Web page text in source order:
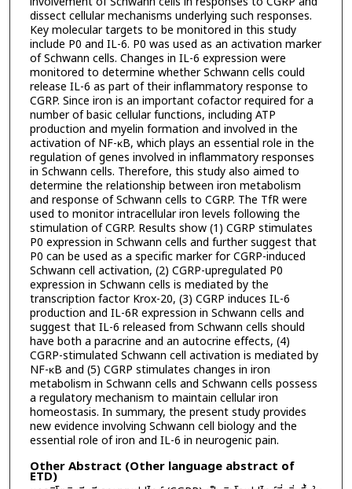
dissect cellular mechanisms underlying such responses.
Key molecular targets to be monitored in this study
include P0 and IL-6. P0 was used as an activation marker
of Schwann cells. Changes in IL-6 expression were
monitored to determine whether Schwann cells could
release IL-6 as part of their inflammatory response to
CGRP. Since iron is an important cofactor required for a
number of basic cellular functions, including ATP
production and myelin formation and involved in the
activation of NF-κB, which plays an essential role in the
regulation of genes involved in inflammatory responses
in Schwann cells. Therefore, this study also aimed to
determine the relationship between iron metabolism
and response of Schwann cells to CGRP. The TfR were
used to monitor intracellular iron levels following the
stimulation of CGRP. Results show (1) CGRP stimulates
P0 expression in Schwann cells and further suggest that
P0 can be used as a specific marker for CGRP-induced
Schwann cell activation, (2) CGRP-upregulated P0
expression in Schwann cells is mediated by the
transcription factor Krox-20, (3) CGRP induces IL-6
production and IL-6R expression in Schwann cells and
suggest that IL-6 released from Schwann cells should
have both a paracrine and an autocrine effects, (4)
CGRP-stimulated Schwann cell activation is mediated by
NF-κB and (5) CGRP stimulates changes in iron
metabolism in Schwann cells and Schwann cells possess
a regulatory mechanism to maintain cellular iron
homeostasis. In summary, the present study provides
new evidence involving Schwann cell biology and the
essential role of iron and IL-6 in neurogenic pain.
Other Abstract (Other language abstract of
ETD)